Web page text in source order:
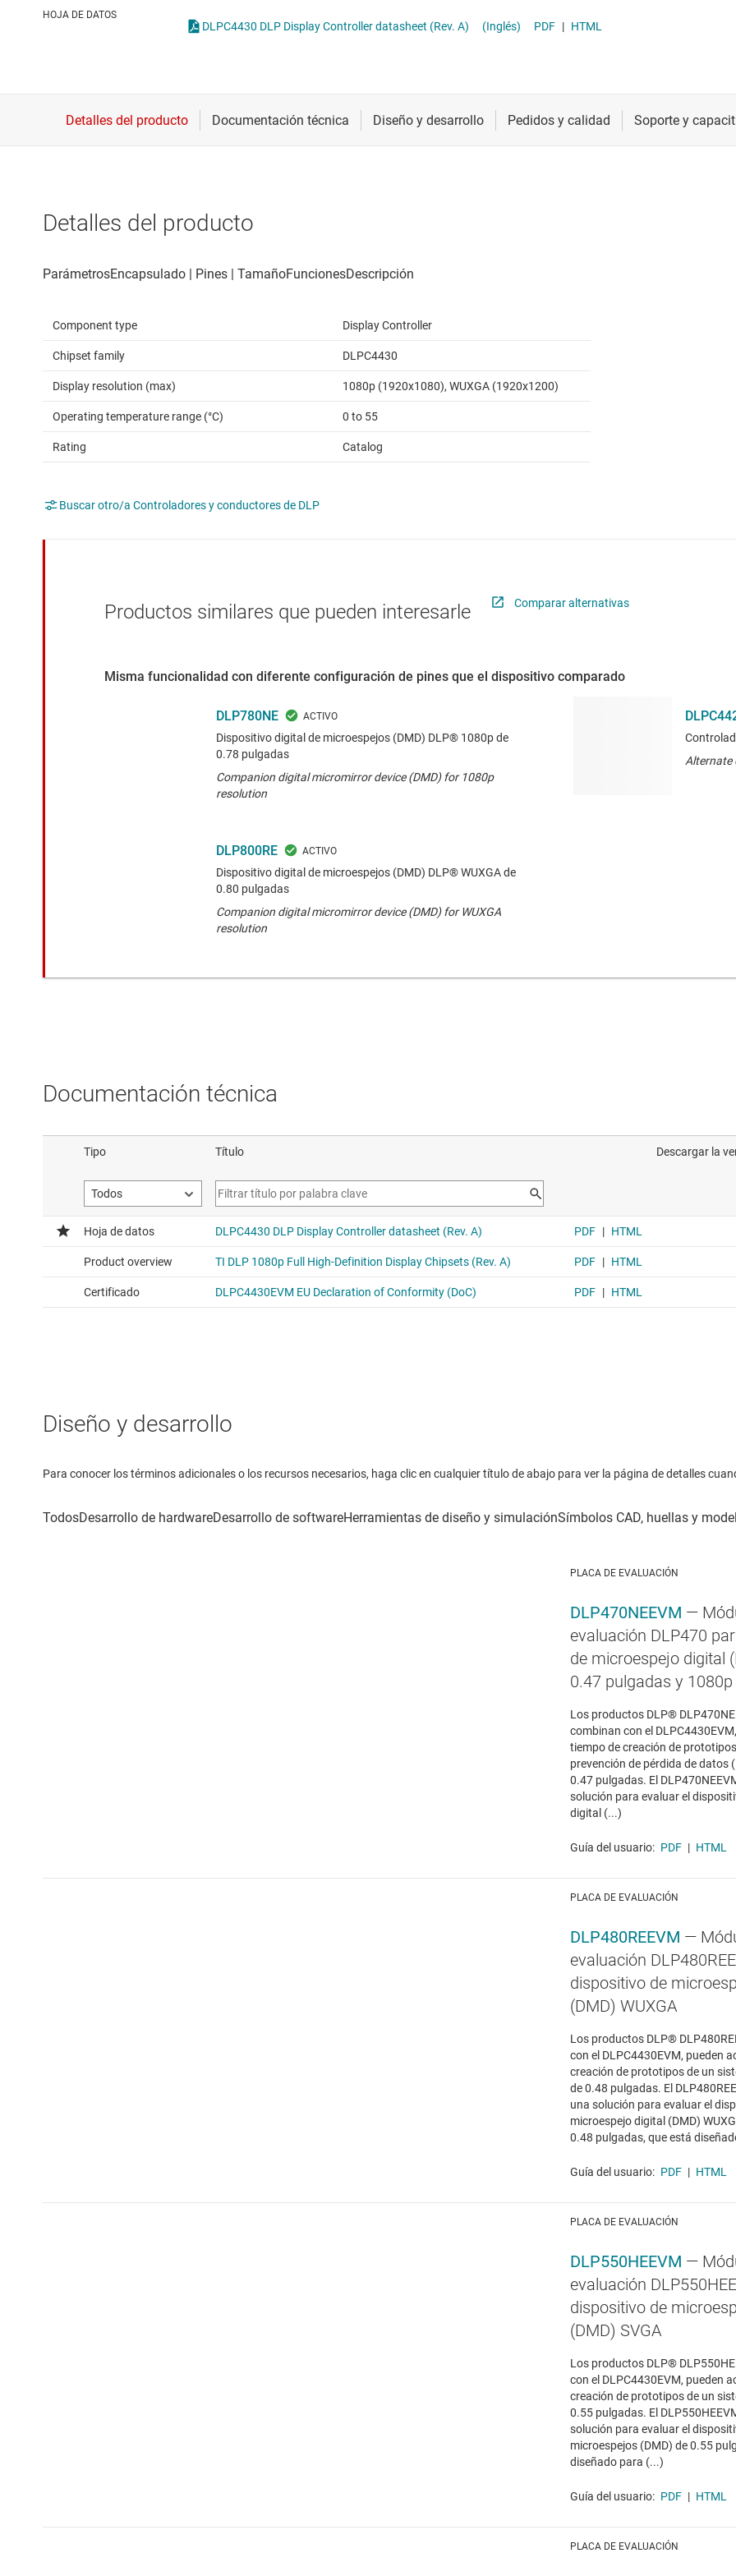
Interfaz Servicios de chip y oblea
HOJA DE DATOS
DLPC4430 DLP Display Controller datasheet (Rev. A) (Inglés) PDF | HTML
Detalles del producto
Component type Display Controller
Chipset family DLPC4430
Display resolution (max) 1080p (1920x1080), WUXGA (1920x1200)
Operating temperature range (°C) 0 to 55
Rating Catalog
Buscar otro/a Controladores y conductores de DLP
Productos similares que pueden interesarle Comparar alternativas
Misma funcionalidad con diferente configuración de pines que el dispositivo comparado
DLP780NE
Dispositivo digital de microespejos (DMD) DLP® 1080p de
0.78 pulgadas
Companion digital micromirror device (DMD) for 1080p
resolution
Alternate
DLP800RE
Dispositivo digital de microespejos (DMD) DLP® WUXGA de
0.80 pulgadas
Companion digital micromirror device (DMD) for WUXGA
resolution
Documentación técnica
Diseño y desarrollo
Para conocer los términos adicionales o los recursos necesarios, haga clic en cualquier título de abajo para ver la página de detalles
PLACA DE EVALUACIÓN
DLP470NEEVM —
evaluación DLP470
de microespejo digital
0.47 pulgadas y 1080p
Los productos DLP®
combinan con el
tiempo de creación de
prevención de pérdida de datos
0.47 pulgadas. El
solución para evaluar el
digital (...)
Guía del usuario: PDF | HTML
PLACA DE EVALUACIÓN
DLP480REEVM —
evaluación
dispositivo de
(DMD) WUXGA
Los productos DLP®
con el DLPC4430EVM, pueden
creación de prototipos de un
de 0.48 pulgadas. El
una solución para evaluar el
microespejo digital (DMD)
0.48 pulgadas, que está
Guía del usuario: PDF | HTML
PLACA DE EVALUACIÓN
DLP550HEEVM —
evaluación
dispositivo de
(DMD) SVGA
Los productos DLP®
con el DLPC4430EVM, pueden
creación de prototipos de un
0.55 pulgadas. El
solución para evaluar el
microespejos (DMD) de 0.55
diseñado para (...)
Guía del usuario: PDF | HTML
PLACA DE EVALUACIÓN